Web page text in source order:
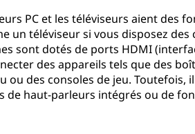
PC et les téléviseurs aient des
un téléviseur si vous disposez
sont dotés de ports HDMI
des appareils tels que des
ou des consoles de jeu.
de haut-parleurs intégrés ou de